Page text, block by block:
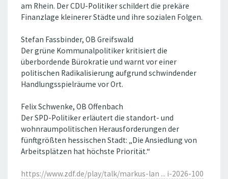
am Rhein. Der CDU-Politiker schildert die prekäre
Finanzlage kleinerer Städte und ihre sozialen Folgen.
Stefan Fassbinder, OB Greifswald
Der grüne Kommunalpolitiker kritisiert die
überbordende Bürokratie und warnt vor einer
politischen Radikalisierung aufgrund schwindender
Handlungsspielräume vor Ort.
Felix Schwenke, OB Offenbach
Der SPD-Politiker erläutert die standort- und
wohnraumpolitischen Herausforderungen der
fünftgrößten hessischen Stadt: „Die Ansiedlung von
Arbeitsplätzen hat höchste Priorität.“
https://www.zdf.de/play/talk/markus-lan ... i-2026-100